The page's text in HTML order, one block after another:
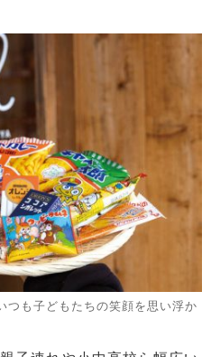
つも子どもたちの笑顔を思い浮か